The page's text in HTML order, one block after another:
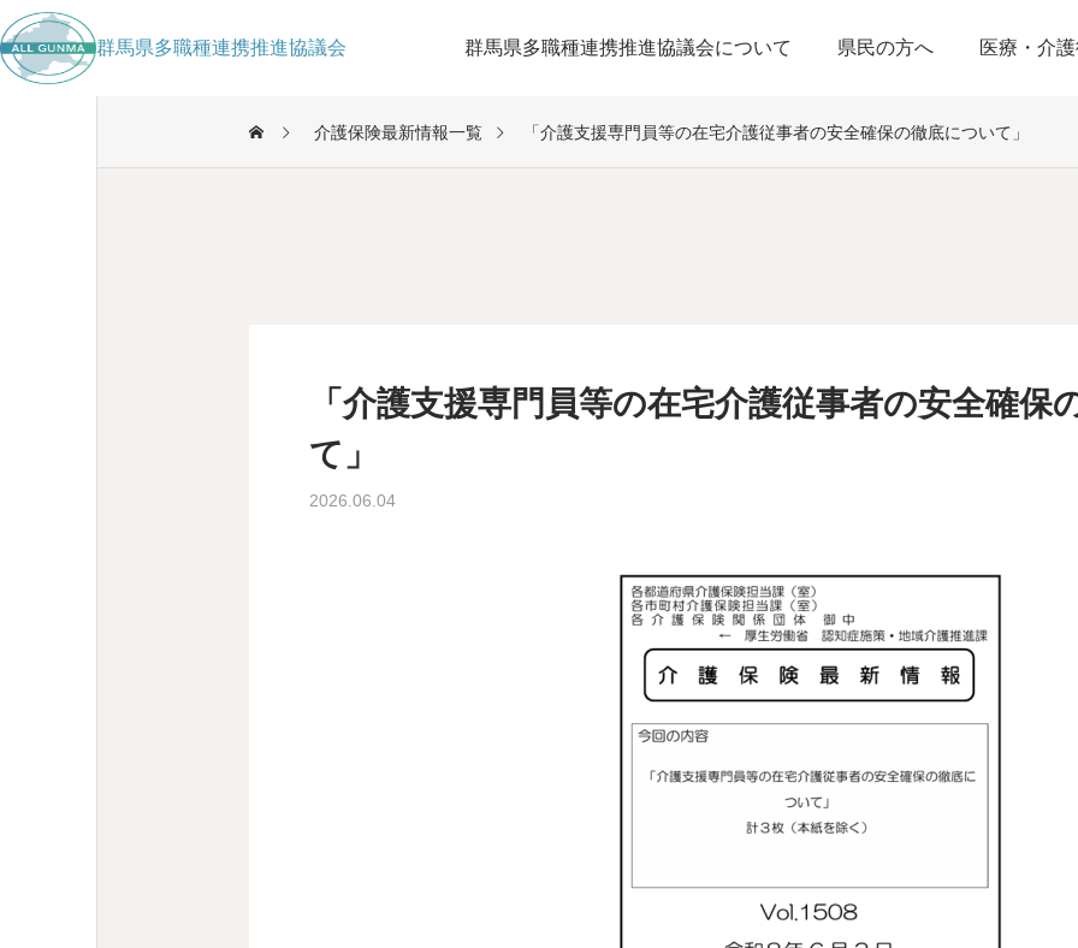
群馬県多職種連携推進協議会 群馬県多職種連携推進協議会について 県民の方へ 医療・介
介護保険最新情報一覧 「介護支援専門員等の在宅介護従事者の安全確保の徹底について」
「介護支援専門員等の在宅介護従事者の安全確保
て」
2026.06.04